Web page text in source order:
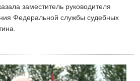
заместитель руководителя
Федеральной службы судебных